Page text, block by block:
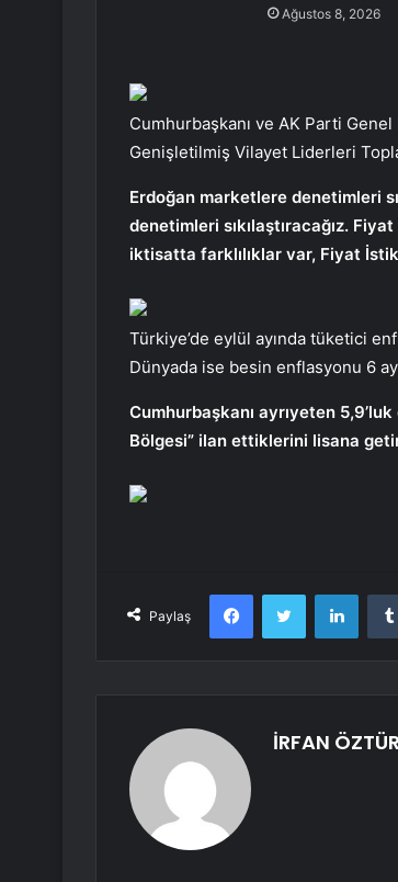
Ağustos 8, 2026
Cumhurbaşkanı ve AK Parti
Genişletilmiş Vilayet Liderleri
Erdoğan marketlere denetimleri
denetimleri sıkılaştıracağız.
iktisatta farklılıklar var, Fiyat
Türkiye’de eylül ayında tüketici
Dünyada ise besin enflasyonu 6
Cumhurbaşkanı ayrıyeten
Bölgesi” ilan ettiklerini lisana
Paylaş
FacebookTwitter
İRFAN